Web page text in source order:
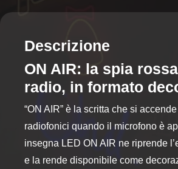
essere
del
Descrizione
ON AIR: la spia
radio, in formato
“ON AIR” è la scritta che si
radiofonici quando il microfono è
insegna LED ON AIR ne riprende
e la rende disponibile come